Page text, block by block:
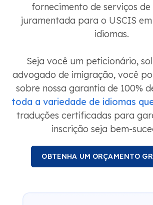
fornecimento de serviços
juramentada para o USCIS em
idiomas.
Seja você um peticionário,
advogado de imigração, você
sobre nossa garantia de 100%
toda a variedade de idiomas
traduções certificadas para
inscrição seja bem-
OBTENHA UM ORÇAMENTO